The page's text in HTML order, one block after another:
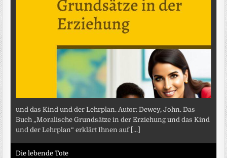
und das Kind und der Lehrplan. Autor: Dewey, John. Das
Buch „Moralische Grundsätze in der Erziehung und das Kind
und der Lehrplan“ erklärt Ihnen auf [...]
Die lebende Tote